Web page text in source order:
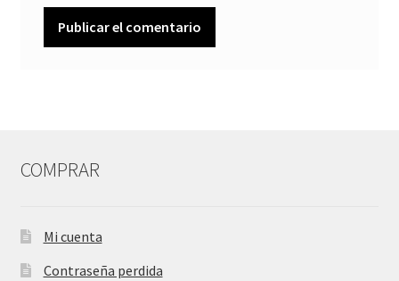
COMPRAR
Mi cuenta
Contraseña perdida